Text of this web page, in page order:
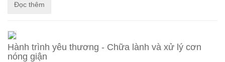
Đọc thêm
Hành trình yêu thương - Chữa lành và xử lý cơn
nóng giận